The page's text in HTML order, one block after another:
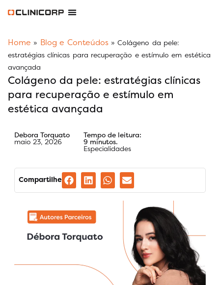
Home » Blog e Conteúdos»Colágeno da pele:
estratégias clínicas para recuperação e estímulo em estética
avançada
Colágeno da pele: estratégias clínicas
para recuperação e estímulo em
estética avançada
Debora Torquato
maio 23, 2026
Tempo de leitura:
9 minutos.
Especialidades
Compartilhe